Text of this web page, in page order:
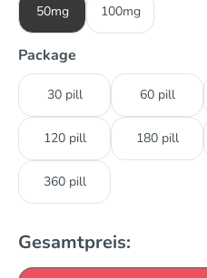
50mg 100mg
Package
30 pill 60 pill
120 pill 180 pill
360 pill
Gesamtpreis: